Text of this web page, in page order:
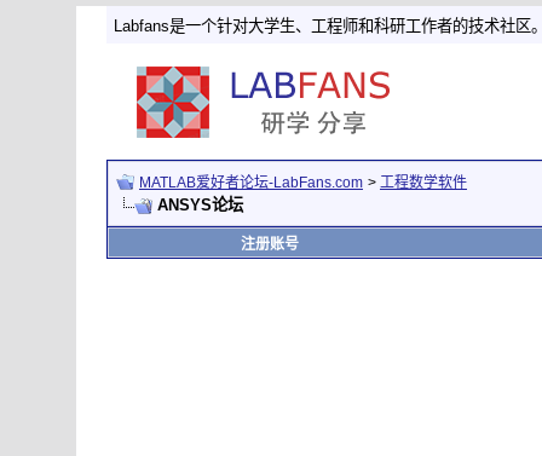
Labfans是一个针对大学生、工程师和科研工作者的技术社区
MATLAB爱好者论坛-LabFans.com > 工程数学软件
ANSYS论坛
注册账号